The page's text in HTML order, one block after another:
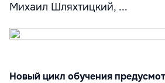
Михаил Шляхтицкий, ...
Новый цикл обучения